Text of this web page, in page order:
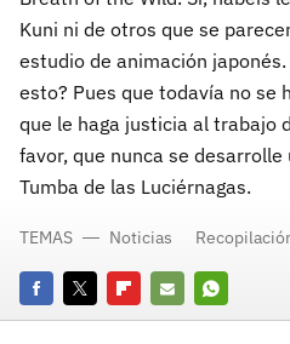
Kuni ni de otros que se
estudio de animación
esto? Pues que todavía no se
que le haga justicia al trabajo
favor, que nunca se desarrolle
Tumba de las Luciérnagas.
FacebookTwitterFlipboard
E-
Whatsapp
TEMAS Noticias